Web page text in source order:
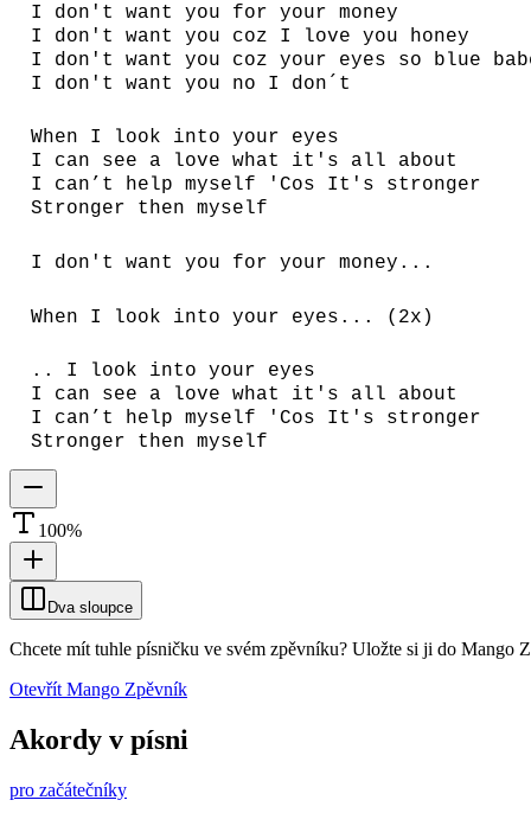
I don't want you for your money
I don't want you coz I love you honey
I don't want you coz your eyes so blue
I don't want you no I don´t
When I look into your eyes
I can see a love what it's all about
I can’t help myself 'Cos It's stronger
Stronger then myself
I don't want you for your money...
When I look into your eyes... (2x)
.. I look into your eyes
I can see a love what it's all about
I can’t help myself 'Cos It's stronger
Stronger then myself
100%
Dva sloupce
Chcete mít tuhle písničku ve svém zpěvníku? Uložte si ji do Mango
Otevřít Mango Zpěvník
Akordy v písni
pro začátečníky